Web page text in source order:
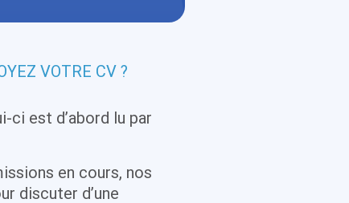
VOTRE CV ?
ci est d’abord lu par
en cours, nos
discuter d’une